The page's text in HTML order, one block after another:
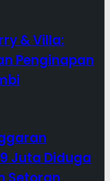
& Villa:
Penginapan
Juta Diduga